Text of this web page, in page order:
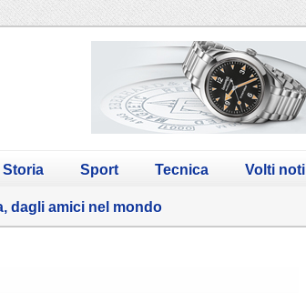
Storia Sport Tecnica Volti noti
dagli amici nel mondo